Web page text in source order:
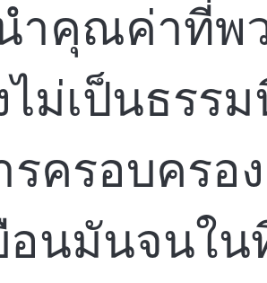
ำคุณค่าที่พ
ไม่เป็นธรร
รครอบครอ
อนมันจนใ